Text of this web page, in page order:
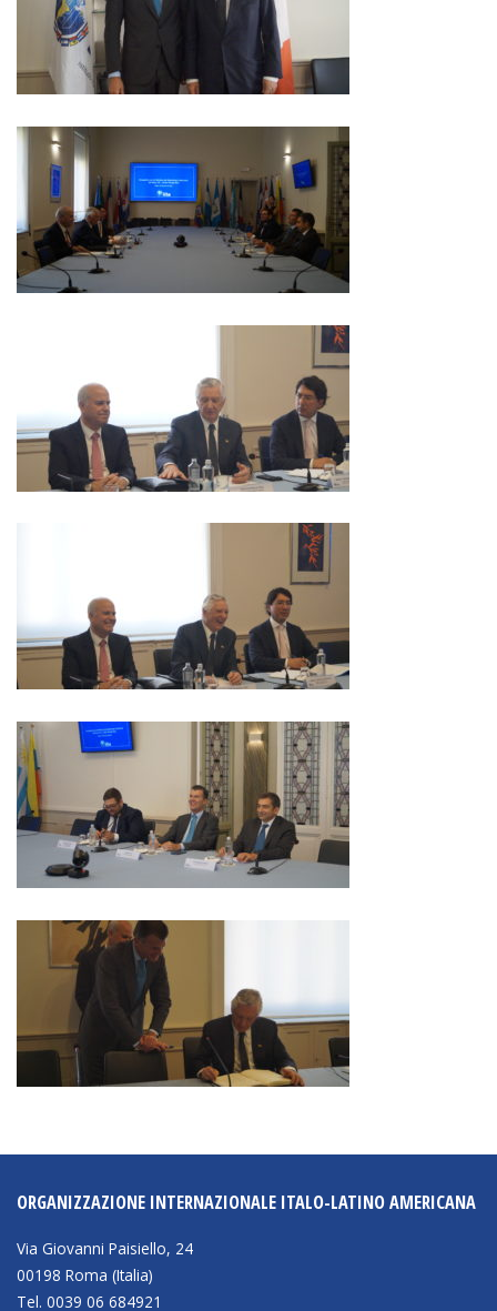
ORGANIZZAZIONE INTERNAZIONALE ITALO-LATINO AMERICANA
Via Giovanni Paisiello, 24
00198 Roma (Italia)
Tel. 0039 06 684921